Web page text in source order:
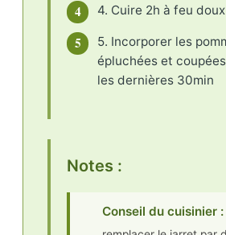
4 4. Cuire 2h à feu doux
5
5. Incorporer les
épluchées et
les dernières 30min
Notes :
Conseil du cuisinier :